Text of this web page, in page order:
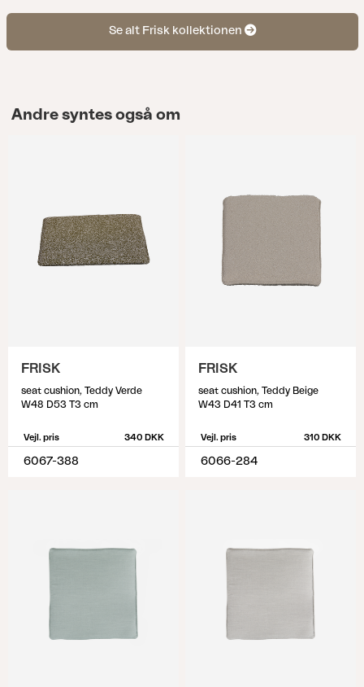
Se alt Frisk kollektionen
Andre syntes også om
FRISK
seat cushion, Teddy Verde
W48 D53 T3 cm
Vejl. pris 340 DKK
6067-388
FRISK
seat cushion, Teddy Beige
W43 D41 T3 cm
Vejl. pris 310 DKK
6066-284